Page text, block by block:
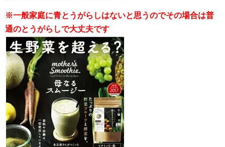
※一般家庭に青とうがらしはないと思うのでその場合は普
通のとうがらしで大丈夫です